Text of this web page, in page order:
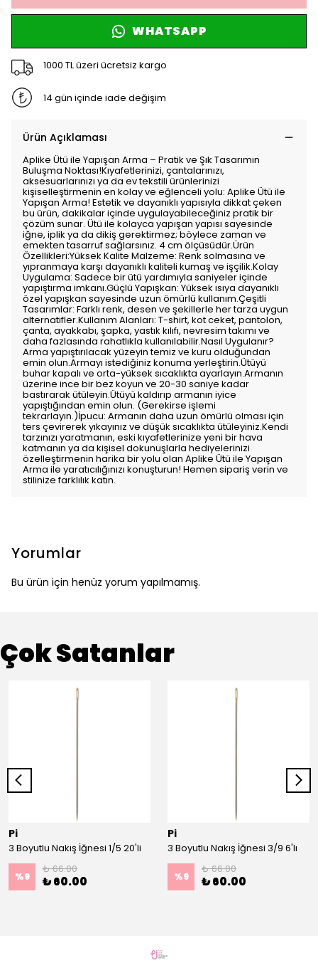
WHATSAPP
1000 TL üzeri ücretsiz kargo
14 gün içinde iade değişim
Ürün Açıklaması
Aplike Ütü ile Yapışan Arma – Pratik ve Şık Tasarımın
Buluşma Noktası!Kıyafetlerinizi, çantalarınızı,
aksesuarlarınızı ya da ev tekstili ürünlerinizi
kişiselleştirmenin en kolay ve eğlenceli yolu: Aplike Ütü ile
Yapışan Arma! Estetik ve dayanıklı yapısıyla dikkat çeken
bu ürün, dakikalar içinde uygulayabileceğiniz pratik bir
çözüm sunar. Ütü ile kolayca yapışan yapısı sayesinde
iğne, iplik ya da dikiş gerektirmez; böylece zaman ve
emekten tasarruf sağlarsınız. 4 cm ölçüsüdür.Ürün
Özellikleri:Yüksek Kalite Malzeme: Renk solmasına ve
yıpranmaya karşı dayanıklı kaliteli kumaş ve işçilik.Kolay
Uygulama: Sadece bir ütü yardımıyla saniyeler içinde
yapıştırma imkanı.Güçlü Yapışkan: Yüksek ısıya dayanıklı
özel yapışkan sayesinde uzun ömürlü kullanım.Çeşitli
Tasarımlar: Farklı renk, desen ve şekillerle her tarza uygun
alternatifler.Kullanım Alanları: T-shirt, kot ceket, pantolon,
çanta, ayakkabı, şapka, yastık kılıfı, nevresim takımı ve
daha fazlasında rahatlıkla kullanılabilir.Nasıl Uygulanır?
Arma yapıştırılacak yüzeyin temiz ve kuru olduğundan
emin olun.Armayı istediğiniz konuma yerleştirin.Ütüyü
buhar kapalı ve orta-yüksek sıcaklıkta ayarlayın.Armanın
üzerine ince bir bez koyun ve 20-30 saniye kadar
bastırarak ütüleyin.Ütüyü kaldırıp armanın iyice
yapıştığından emin olun. (Gerekirse işlemi
tekrarlayın.)İpucu: Armanın daha uzun ömürlü olması için
ters çevirerek yıkayınız ve düşük sıcaklıkta ütüleyiniz.Kendi
tarzınızı yaratmanın, eski kıyafetlerinize yeni bir hava
katmanın ya da kişisel dokunuşlarla hediyelerinizi
özelleştirmenin harika bir yolu olan Aplike Ütü ile Yapışan
Arma ile yaratıcılığınızı konuşturun! Hemen sipariş verin ve
stilinize farklılık katın.
Yorumlar
Bu ürün için henüz yorum yapılmamış.
Çok Satanlar
Pi
3 Boyutlu Nakış İğnesi 1/5 20'li
%9
₺ 66.00
₺ 60.00
Pi
3 Boyutlu Nakış İğnesi 3/9 6'lı
%9
₺ 66.00
₺ 60.00